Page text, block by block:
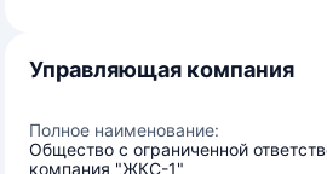
Управляющая компания
Полное наименование:
Общество с ограниченной
компания "ЖКС-1"